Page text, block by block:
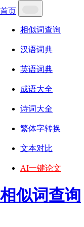
首页
相似词查询
汉语词典
英语词典
成语大全
诗词大全
繁体字转换
文本对比
AI一键论文
相似词查询